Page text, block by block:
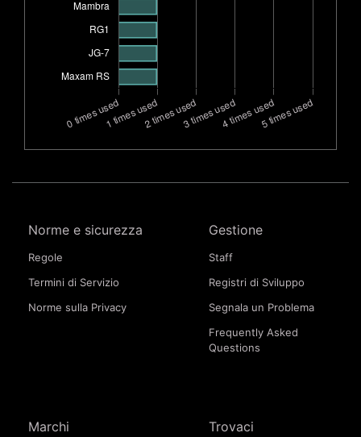
Norme e sicurezza
Regole
Termini di Servizio
Norme sulla Privacy
Gestione
Staff
Registri di Sviluppo
Segnala un Problema
Frequently Asked
Questions
Marchi Trovaci